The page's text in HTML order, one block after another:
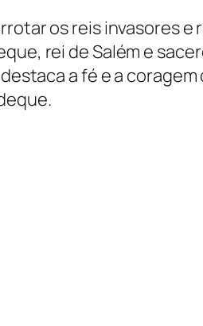
os reis invasores e
rei de Salém e
a fé e a